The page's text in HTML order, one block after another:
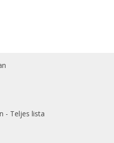
- Teljes lista